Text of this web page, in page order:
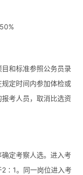
和标准参照公务员录
定时间内参加体检或
考人员，取消比选资
定考察人选。进入考
2∶1。同一岗位进入考